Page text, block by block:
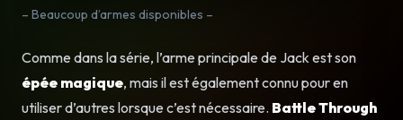
– Beaucoup d’armes disponibles –
Comme dans la série, l’arme principale de Jack est son
épée magique, mais il est également connu pour en
utiliser d’autres lorsque c’est nécessaire. Battle Through